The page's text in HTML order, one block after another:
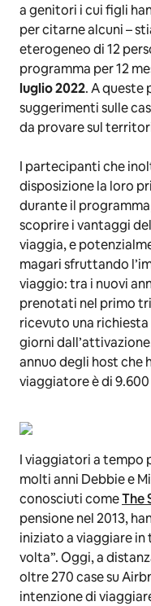
a genitori i cui figli
per citarne alcuni –
eterogeneo di 12
programma per 12
luglio 2022. A queste
suggerimenti sulle
da provare sul
I partecipanti che
disposizione la loro
durante il
scoprire i vantaggi
viaggia, e
magari sfruttando
viaggio: tra i nuovi
prenotati nel primo
ricevuto una
giorni
annuo degli host che
viaggiatore è di
I viaggiatori a tempo
molti anni Debbie e
conosciuti comeThe
pensione nel 2013,
iniziato a viaggiare
volta”. Oggi, a
oltre 270 case su
intenzione di